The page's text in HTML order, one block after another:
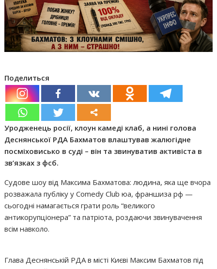
Поделиться
Уродженець росії, клоун камеді клаб, а нині голова
Деснянської РДА Бахматов влаштував жалюгідне
посміховисько в суді – він та звинуватив активіста в
зв’язках з фсб.
Судове шоу від Максима Бахматова: людина, яка ще вчора
розважала публіку у Comedy Club юа, франшиза рф —
сьогодні намагається грати роль “великого
антикорупціонера” та патріота, роздаючи звинувачення
всім навколо.
Глава Деснянській РДА в місті Києві Максим Бахматов під